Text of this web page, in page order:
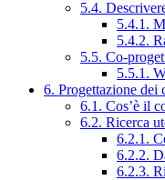
5.4.
5.4.1.
5.4.2.
5.5. Co-
5.5.1.
6. Progettazione dei
6.1. Cos’è il
6.2. Ricerca
6.2.1.
6.2.2.
6.2.3.